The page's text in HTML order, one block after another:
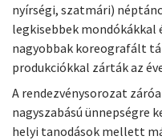
nyírségi, szatmári)
legkisebbek mondókákkal
nagyobbak koreografált
produkciókkal zárták az
A rendezvénysorozat
nagyszabású ünnepségre
helyi tanodások mellett